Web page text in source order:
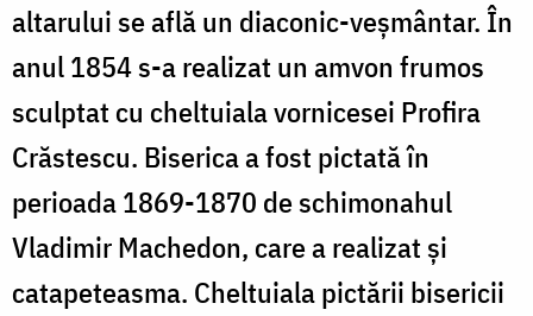
altarului se află un diaconic-veșmântar. În
anul 1854 s-a realizat un amvon frumos
sculptat cu cheltuiala vornicesei Profira
Crăstescu. Biserica a fost pictată în
perioada 1869-1870 de schimonahul
Vladimir Machedon, care a realizat și
catapeteasma. Cheltuiala pictării bisericii